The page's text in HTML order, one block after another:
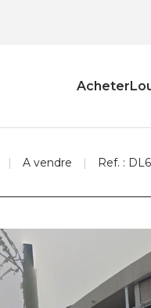
Acheter
A vendre Ref. :